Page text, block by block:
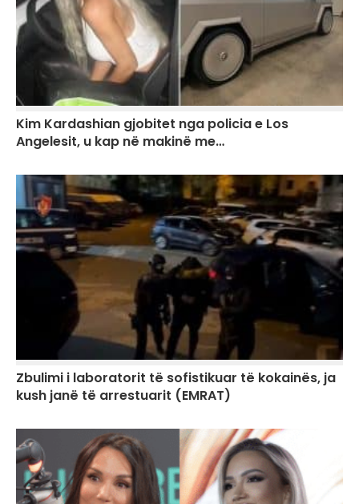
Kim Kardashian gjobitet nga policia e Los
Angelesit, u kap në makinë me…
Zbulimi i laboratorit të sofistikuar të kokainës, ja
kush janë të arrestuarit (EMRAT)